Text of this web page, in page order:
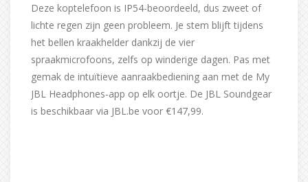
Deze koptelefoon is IP54-beoordeeld, dus zweet of
lichte regen zijn geen probleem. Je stem blijft tijdens
het bellen kraakhelder dankzij de vier
spraakmicrofoons, zelfs op winderige dagen. Pas met
gemak de intuïtieve aanraakbediening aan met de My
JBL Headphones-app op elk oortje. De JBL Soundgear
is beschikbaar via JBL.be voor €147,99.